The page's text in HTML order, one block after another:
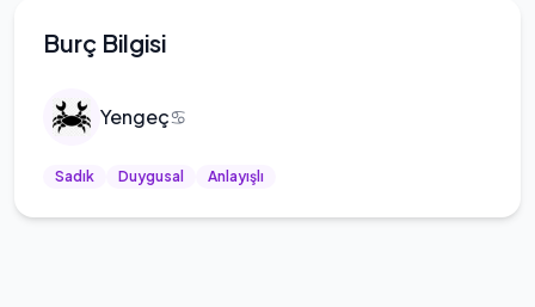
Burç Bilgisi
Yengeç♋
Sadık Duygusal Anlayışlı